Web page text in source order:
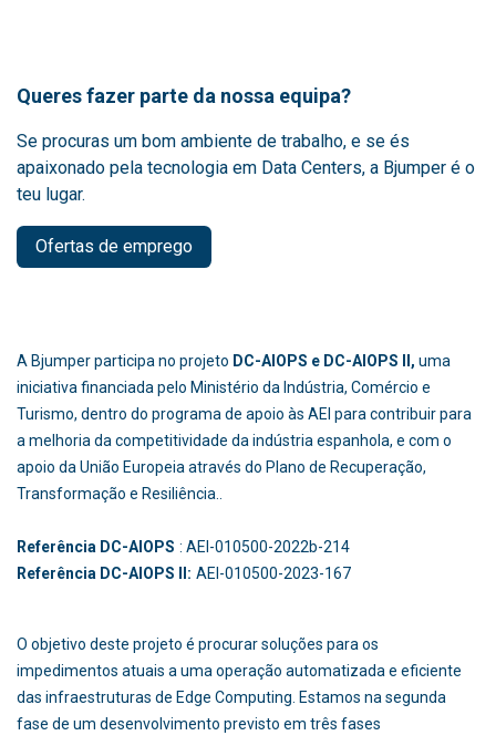
Queres fazer parte da nossa equipa?
Se procuras um bom ambiente de trabalho, e se és
apaixonado pela tecnologia em Data Centers, a Bjumper é o
teu lugar.
Ofertas de emprego
A Bjumper participa no projeto DC-AIOPS e DC-AIOPS II, uma
iniciativa financiada pelo Ministério da Indústria, Comércio e
Turismo, dentro do programa de apoio às AEI para contribuir para
a melhoria da competitividade da indústria espanhola, e com o
apoio da União Europeia através do Plano de Recuperação,
Transformação e Resiliência..
Referência DC-AIOPS : AEI-010500-2022b-214
Referência DC-AIOPS II: AEI-010500-2023-167
O objetivo deste projeto é procurar soluções para os
impedimentos atuais a uma operação automatizada e eficiente
das infraestruturas de Edge Computing. Estamos na segunda
fase de um desenvolvimento previsto em três fases